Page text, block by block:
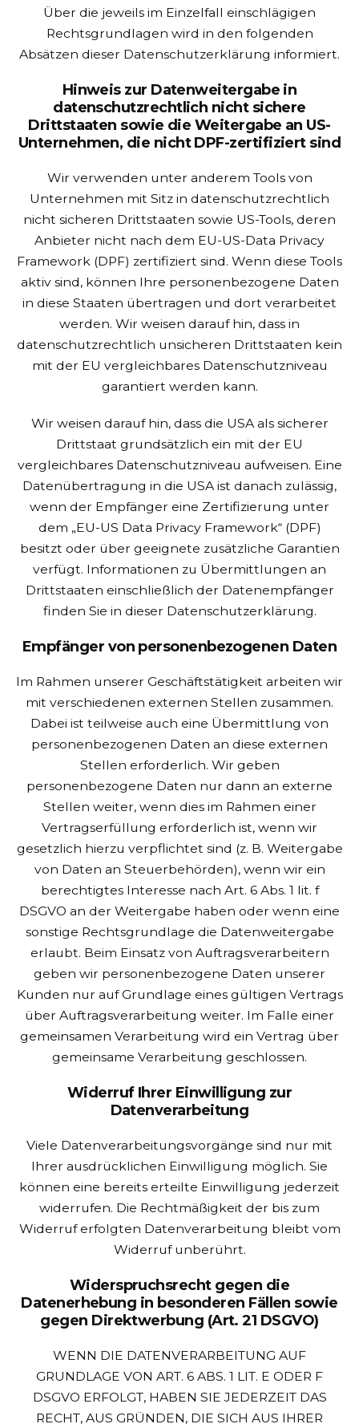
Über die jeweils im Einzelfall einschlägigen
Rechtsgrundlagen wird in den folgenden
Absätzen dieser Datenschutzerklärung informiert.
Hinweis zur Datenweitergabe in
datenschutzrechtlich nicht sichere
Drittstaaten sowie die Weitergabe an US-
Unternehmen, die nicht DPF-zertifiziert sind
Wir verwenden unter anderem Tools von
Unternehmen mit Sitz in datenschutzrechtlich
nicht sicheren Drittstaaten sowie US-Tools, deren
Anbieter nicht nach dem EU-US-Data Privacy
Framework (DPF) zertifiziert sind. Wenn diese Tools
aktiv sind, können Ihre personenbezogene Daten
in diese Staaten übertragen und dort verarbeitet
werden. Wir weisen darauf hin, dass in
datenschutzrechtlich unsicheren Drittstaaten kein
mit der EU vergleichbares Datenschutzniveau
garantiert werden kann.
Wir weisen darauf hin, dass die USA als sicherer
Drittstaat grundsätzlich ein mit der EU
vergleichbares Datenschutzniveau aufweisen. Eine
Datenübertragung in die USA ist danach zulässig,
wenn der Empfänger eine Zertifizierung unter
dem „EU-US Data Privacy Framework“ (DPF)
besitzt oder über geeignete zusätzliche Garantien
verfügt. Informationen zu Übermittlungen an
Drittstaaten einschließlich der Datenempfänger
finden Sie in dieser Datenschutzerklärung.
Empfänger von personenbezogenen Daten
Im Rahmen unserer Geschäftstätigkeit arbeiten wir
mit verschiedenen externen Stellen zusammen.
Dabei ist teilweise auch eine Übermittlung von
personenbezogenen Daten an diese externen
Stellen erforderlich. Wir geben
personenbezogene Daten nur dann an externe
Stellen weiter, wenn dies im Rahmen einer
Vertragserfüllung erforderlich ist, wenn wir
gesetzlich hierzu verpflichtet sind (z. B. Weitergabe
von Daten an Steuerbehörden), wenn wir ein
berechtigtes Interesse nach Art. 6 Abs. 1 lit. f
DSGVO an der Weitergabe haben oder wenn eine
sonstige Rechtsgrundlage die Datenweitergabe
erlaubt. Beim Einsatz von Auftragsverarbeitern
geben wir personenbezogene Daten unserer
Kunden nur auf Grundlage eines gültigen Vertrags
über Auftragsverarbeitung weiter. Im Falle einer
gemeinsamen Verarbeitung wird ein Vertrag über
gemeinsame Verarbeitung geschlossen.
Widerruf Ihrer Einwilligung zur
Datenverarbeitung
Viele Datenverarbeitungsvorgänge sind nur mit
Ihrer ausdrücklichen Einwilligung möglich. Sie
können eine bereits erteilte Einwilligung jederzeit
widerrufen. Die Rechtmäßigkeit der bis zum
Widerruf erfolgten Datenverarbeitung bleibt vom
Widerruf unberührt.
Widerspruchsrecht gegen die
Datenerhebung in besonderen Fällen sowie
gegen Direktwerbung (Art. 21 DSGVO)
WENN DIE DATENVERARBEITUNG AUF
GRUNDLAGE VON ART. 6 ABS. 1 LIT. E ODER F
DSGVO ERFOLGT, HABEN SIE JEDERZEIT DAS
RECHT, AUS GRÜNDEN, DIE SICH AUS IHRER